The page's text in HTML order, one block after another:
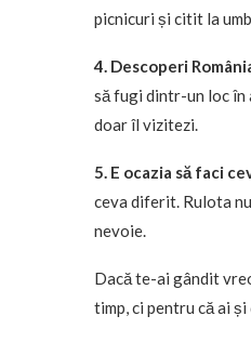
picnicuri și citit la
4. Descoperi
să fugi dintr-un loc în
doar îl vizitezi.
5. E ocazia să faci
ceva diferit. Rulota
nevoie.
Dacă te-ai gândit
timp, ci pentru că ai